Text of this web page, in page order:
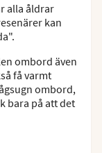
alla åldrar
kan
ombord även
få varmt
ombord,
bara på att det